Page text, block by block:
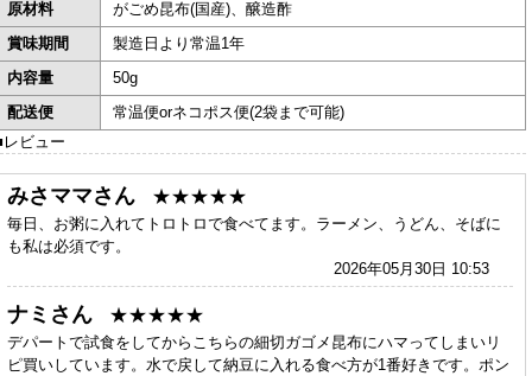
原材料
がごめ昆布(国産)、醸造酢
賞味期間
製造日より常温1年
内容量
50g
配送便
常温便orネコポス便(2袋まで可能)
レビュー
みさママさん ★★★★★
毎日、お粥に入れてトロトロで食べてます。ラーメン、うどん、そばに
も私は必須です。
2026年05月30日 10:53
ナミさん ★★★★★
デパートで試食をしてからこちらの細切ガゴメ昆布にハマってしまいリ
ピ買いしています。水で戻して納豆に入れる食べ方が1番好きです。ポン